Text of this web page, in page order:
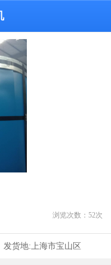
浏览次数： 52次
发货地:上海市宝山区